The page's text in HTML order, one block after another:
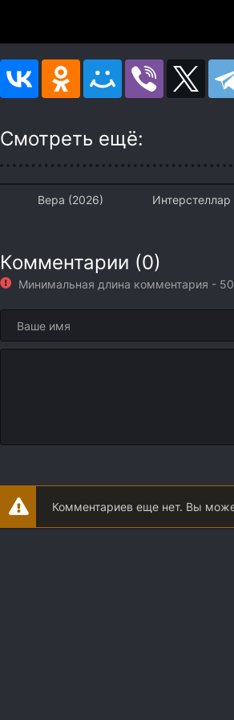
Смотреть ещё:
Вера (2026) Интерстеллар
Комментарии (0)
Минимальная длина комментария -
Комментариев еще нет. Вы